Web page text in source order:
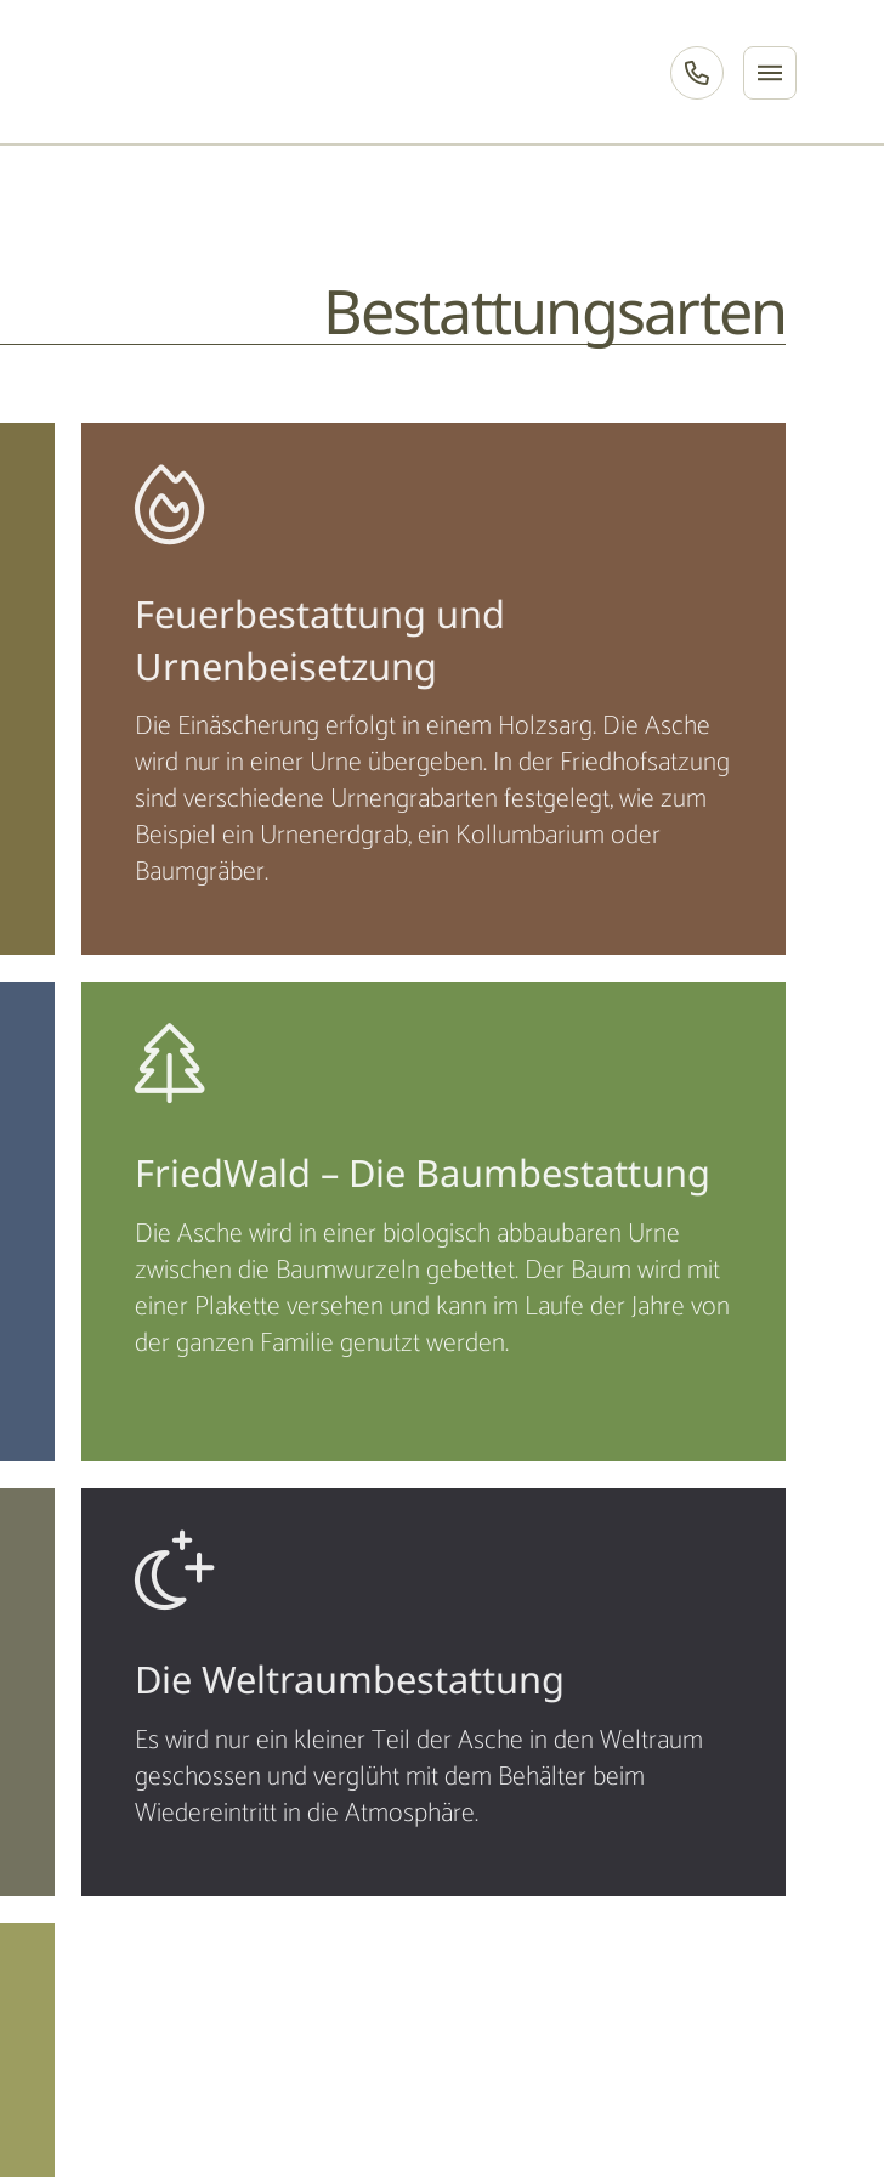
Bestattungsarten
Feuerbestattung und
Urnenbeisetzung
Die Einäscherung erfolgt in einem Holzsarg. Die Asche
wird nur in einer Urne übergeben. In der Friedhofsatzung
sind verschiedene Urnengrabarten festgelegt, wie zum
Beispiel ein Urnenerdgrab, ein Kollumbarium oder
Baumgräber.
FriedWald – Die Baumbestattung
Die Asche wird in einer biologisch abbaubaren Urne
zwischen die Baumwurzeln gebettet. Der Baum wird mit
einer Plakette versehen und kann im Laufe der Jahre von
der ganzen Familie genutzt werden.
Die Weltraumbestattung
Es wird nur ein kleiner Teil der Asche in den Weltraum
geschossen und verglüht mit dem Behälter beim
Wiedereintritt in die Atmosphäre.